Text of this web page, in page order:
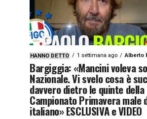
HANNO DETTO 1 settimana ago Alberto
Bargiggia: «Mancini voleva
Nazionale. Vi svelo cosa è
davvero dietro le quinte della
Campionato Primavera male
italiano» ESCLUSIVA e VIDEO